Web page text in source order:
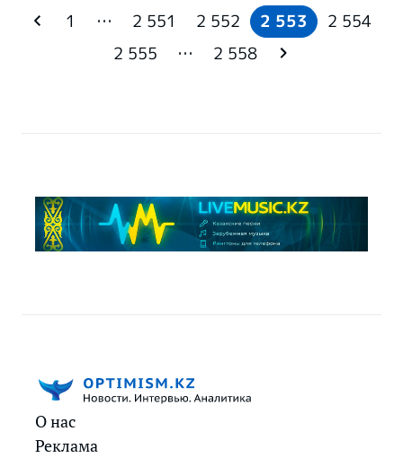
1 … 2 551 2 552 2 553
2 554
2 555
… 2 558
О нас
Реклама